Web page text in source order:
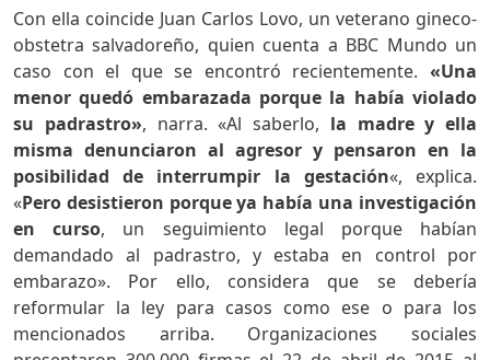
Con ella coincide Juan Carlos Lovo, un veterano gineco-
obstetra salvadoreño, quien cuenta a BBC Mundo un
caso con el que se encontró recientemente. «Una
menor quedó embarazada porque la había violado
su padrastro», narra. «Al saberlo, la madre y ella
misma denunciaron al agresor y pensaron en la
posibilidad de interrumpir la gestación«, explica.
«Pero desistieron porque ya había una investigación
en curso, un seguimiento legal porque habían
demandado al padrastro, y estaba en control por
embarazo». Por ello, considera que se debería
reformular la ley para casos como ese o para los
mencionados arriba. Organizaciones sociales